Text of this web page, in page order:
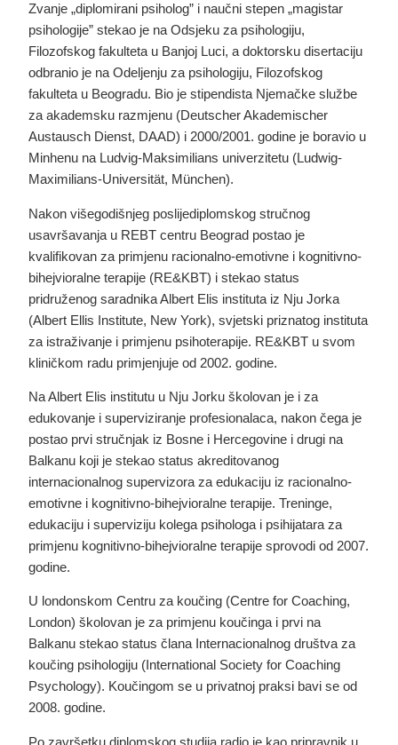
Zvanje „diplomirani psiholog” i naučni stepen „magistar
psihologije” stekao je na Odsjeku za psihologiju,
Filozofskog fakulteta u Banjoj Luci, a doktorsku disertaciju
odbranio je na Odeljenju za psihologiju, Filozofskog
fakulteta u Beogradu. Bio je stipendista Njemačke službe
za akademsku razmjenu (Deutscher Akademischer
Austausch Dienst, DAAD) i 2000/2001. godine je boravio u
Minhenu na Ludvig-Maksimilians univerzitetu (Ludwig-
Maximilians-Universität, München).
Nakon višegodišnjeg poslijediplomskog stručnog
usavršavanja u REBT centru Beograd postao je
kvalifikovan za primjenu racionalno-emotivne i kognitivno-
bihejvioralne terapije (RE&KBT) i stekao status
pridruženog saradnika Albert Elis instituta iz Nju Jorka
(Albert Ellis Institute, New York), svjetski priznatog instituta
za istraživanje i primjenu psihoterapije. RE&KBT u svom
kliničkom radu primjenjuje od 2002. godine.
Na Albert Elis institutu u Nju Jorku školovan je i za
edukovanje i superviziranje profesionalaca, nakon čega je
postao prvi stručnjak iz Bosne i Hercegovine i drugi na
Balkanu koji je stekao status akreditovanog
internacionalnog supervizora za edukaciju iz racionalno-
emotivne i kognitivno-bihejvioralne terapije. Treninge,
edukaciju i superviziju kolega psihologa i psihijatara za
primjenu kognitivno-bihejvioralne terapije sprovodi od 2007.
godine.
U londonskom Centru za koučing (Centre for Coaching,
London) školovan je za primjenu koučinga i prvi na
Balkanu stekao status člana Internacionalnog društva za
koučing psihologiju (International Society for Coaching
Psychology). Koučingom se u privatnoj praksi bavi se od
2008. godine.
Po završetku diplomskog studija radio je kao pripravnik u